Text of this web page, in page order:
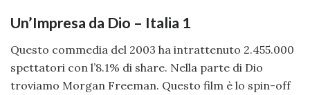
Un’Impresa da Dio – Italia 1
Questo commedia del 2003 ha intrattenuto 2.455.000
spettatori con l’8.1% di share. Nella parte di Dio
troviamo Morgan Freeman. Questo film è lo spin-off